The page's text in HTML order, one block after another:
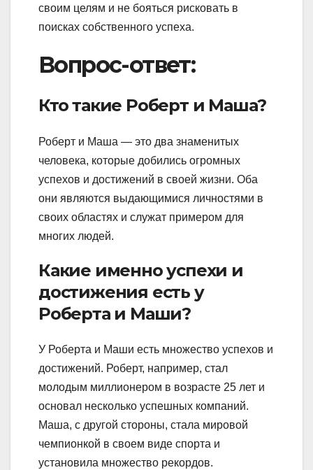
своим целям и не бояться рисковать в
поисках собственного успеха.
Вопрос-ответ:
Кто такие Роберт и Маша?
Роберт и Маша — это два знаменитых
человека, которые добились огромных
успехов и достижений в своей жизни. Оба
они являются выдающимися личностями в
своих областях и служат примером для
многих людей.
Какие именно успехи и
достижения есть у
Роберта и Маши?
У Роберта и Маши есть множество успехов и
достижений. Роберт, например, стал
молодым миллионером в возрасте 25 лет и
основал несколько успешных компаний.
Маша, с другой стороны, стала мировой
чемпионкой в своем виде спорта и
установила множество рекордов.